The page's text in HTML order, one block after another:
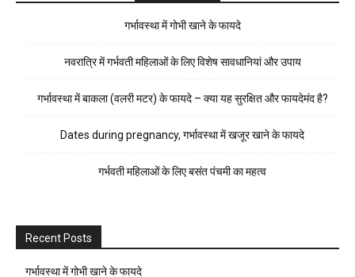
गर्भावस्था में गोभी खाने के फायदे
नवरात्रि में गर्भवती महिलाओं के लिए विशेष सावधानियां और उपाय
गर्भावस्था में बाकला (वलरी मटर) के फायदे – क्या यह सुरक्षित और फायदेमंद है?
Dates during pregnancy, गर्भावस्था में खजूर खाने के फायदे
गर्भवती महिलाओं के लिए बसंत पंचमी का महत्व
Recent Posts
गर्भावस्था में गोभी खाने के फायदे